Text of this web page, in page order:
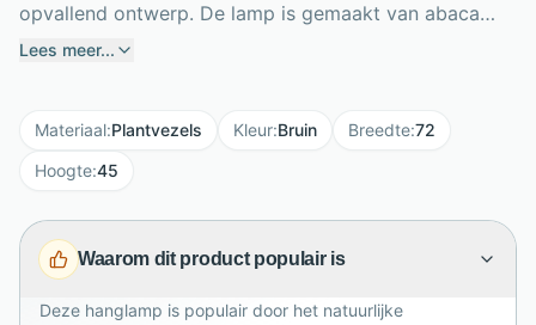
opvallend ontwerp. De lamp is gemaakt van abaca
bananenblad, een organisch materiaal met een
subtiel door de kap valt en een decoratief lichtspel
ontstaat. Met een diameter van 72 cm en hoogte van
eettafel, in de woonkamer of slaapkamer. De naturel
kleur maakt de hanglamp makkelijk te combineren met
Lees meer...
Materiaal:Plantvezels Kleur:Bruin Breedte:72
Hoogte:45
Waarom dit product populair is
Deze hanglamp is populair door het natuurlijke